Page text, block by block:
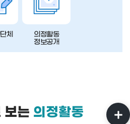
체
의정활동
정보공개
보는 의정활동